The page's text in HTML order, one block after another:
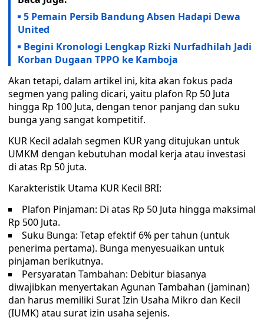
5 Pemain Persib Bandung Absen Hadapi Dewa
United
Begini Kronologi Lengkap Rizki Nurfadhilah Jadi
Korban Dugaan TPPO ke Kamboja
Akan tetapi, dalam artikel ini, kita akan fokus pada
segmen yang paling dicari, yaitu plafon Rp 50 Juta
hingga Rp 100 Juta, dengan tenor panjang dan suku
bunga yang sangat kompetitif.
KUR Kecil adalah segmen KUR yang ditujukan untuk
UMKM dengan kebutuhan modal kerja atau investasi
di atas Rp 50 juta.
Karakteristik Utama KUR Kecil BRI:
Plafon Pinjaman: Di atas Rp 50 Juta hingga maksimal
Rp 500 Juta.
Suku Bunga: Tetap efektif 6% per tahun (untuk
penerima pertama). Bunga menyesuaikan untuk
pinjaman berikutnya.
Persyaratan Tambahan: Debitur biasanya
diwajibkan menyertakan Agunan Tambahan (jaminan)
dan harus memiliki Surat Izin Usaha Mikro dan Kecil
(IUMK) atau surat izin usaha sejenis.